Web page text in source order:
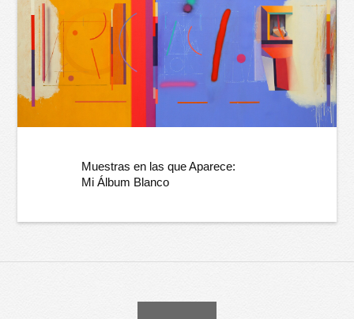
Muestras en las que Aparece:
Mi Álbum Blanco